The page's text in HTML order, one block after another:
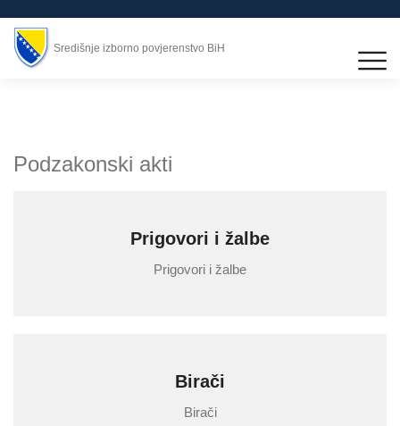
Središnje izborno povjerenstvo BiH
Podzakonski akti
Prigovori i žalbe
Prigovori i žalbe
Birači
Birači